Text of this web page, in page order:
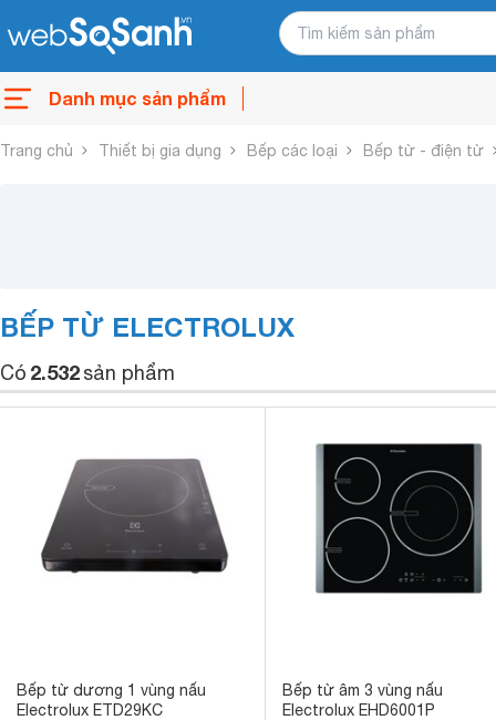
Danh mục sản phẩm
Trang chủ Thiết bị gia dụng Bếp các loại Bếp từ - điện từ
BẾP TỪ ELECTROLUX
Có 2.532sản phẩm
Bếp từ dương 1 vùng nấu
Electrolux ETD29KC
Bếp từ âm 3 vùng nấu
Electrolux EHD6001P